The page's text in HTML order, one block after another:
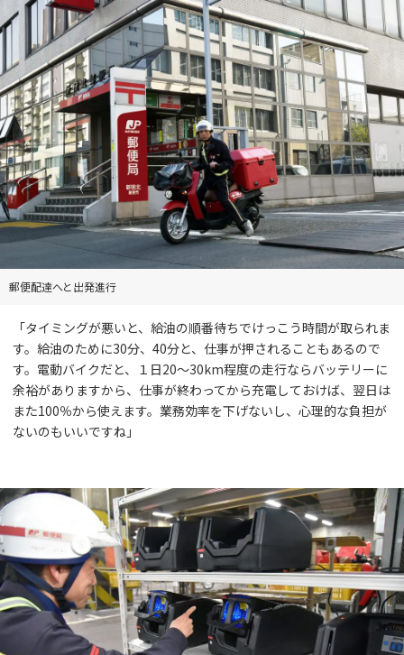
郵便配達へと出発進行
「タイミングが悪いと、給油の順番待ちでけっこう時間が取られま
す。給油のために30分、40分と、仕事が押されることもあるので
す。電動バイクだと、１日20～30km程度の走行ならバッテリーに
余裕がありますから、仕事が終わってから充電しておけば、翌日は
また100％から使えます。業務効率を下げないし、心理的な負担が
ないのもいいですね」